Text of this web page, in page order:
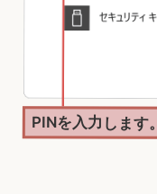
PINを入力します。